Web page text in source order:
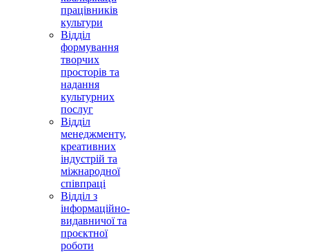
працівників
культури
Відділ
формування
творчих
просторів та
надання
культурних
послуг
Відділ
менеджменту,
креативних
індустрій та
міжнародної
співпраці
Відділ з
інформаційно-
видавничої та
проєктної
роботи